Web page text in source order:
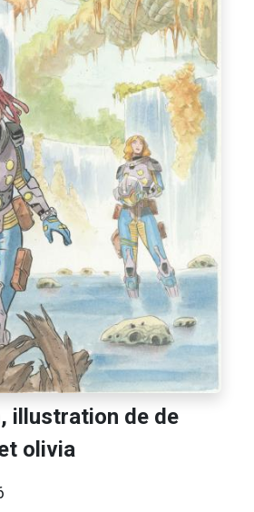
illustration de de
olivia